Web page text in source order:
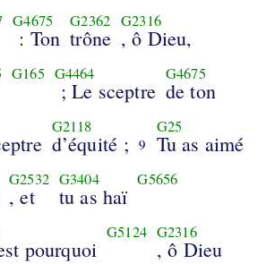
G4675
: Ton
G2362
trône
G2316
, ô Dieu,
G165 G4464
; Le sceptre
G4675
de ton
G2118
d’équité ; 9
G25
Tu as aimé
G2532
, et
G3404
tu as haï
G5656
pourquoi
G5124 G2316
, ô Dieu